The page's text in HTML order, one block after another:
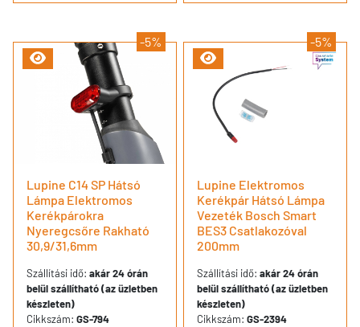
-5%
Lupine C14 SP Hátsó
Lámpa Elektromos
Kerékpárokra
Nyeregcsőre Rakható
30,9/31,6mm
Szállítási idő: akár 24 órán
belül szállítható (az üzletben
készleten)
Cikkszám: GS-794
-5%
Lupine Elektromos
Kerékpár Hátsó Lámpa
Vezeték Bosch Smart
BES3 Csatlakozóval
200mm
Szállítási idő: akár 24 órán
belül szállítható (az üzletben
készleten)
Cikkszám: GS-2394